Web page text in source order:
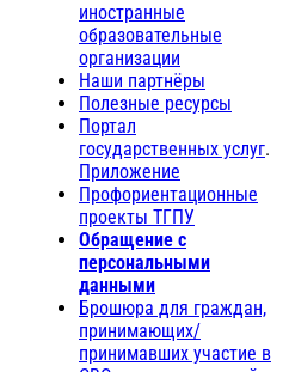
иностранные
образовательные
организации
Наши партнёры
Полезные ресурсы
Портал
государственных услуг.
Приложение
Профориентационные
проекты ТГПУ
Обращение с
персональными
данными
Брошюра для граждан,
принимающих/
принимавших участие в